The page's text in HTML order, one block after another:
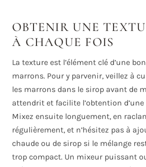
OBTENIR UNE
À CHAQUE FOIS
La texture est l’élément clé d’une
marrons. Pour y parvenir, veillez à
les marrons dans le sirop avant de
attendrit et facilite l’obtention
Mixez ensuite longuement, en
régulièrement, et n’hésitez pas à
chaude ou de sirop si le mélange
trop compact. Un mixeur puissant